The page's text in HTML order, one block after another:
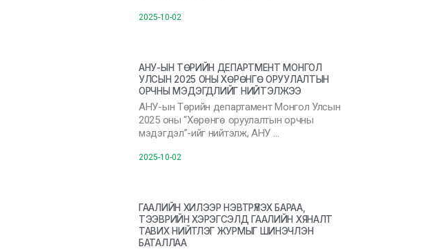
2025-10-02
АНУ-ЫН ТӨРИЙН ДЕПАРТМЕНТ МОНГОЛ
УЛСЫН 2025 ОНЫ ХӨРӨНГӨ ОРУУЛАЛТЫН
ОРЧНЫ МЭДЭГДЛИЙГ НИЙТЭЛЖЭЭ
АНУ-ын Төрийн департамент Монгол Улсын
2025 оны “Хөрөнгө оруулалтын орчны
мэдэгдэл”-ийг нийтэлж, АНУ …
2025-10-02
ГААЛИЙН ХИЛЭЭР НЭВТРҮҮЛЭХ БАРАА,
ТЭЭВРИЙН ХЭРЭГСЭЛД ГААЛИЙН ХЯНАЛТ
ТАВИХ НИЙТЛЭГ ЖУРМЫГ ШИНЭЧЛЭН
БАТАЛЛАА